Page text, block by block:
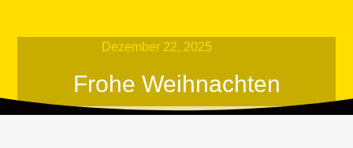
Dezember 22, 2025
Frohe Weihnachten